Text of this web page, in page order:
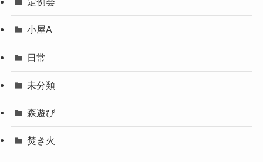
小屋A
日常
未分類
森遊び
焚き火